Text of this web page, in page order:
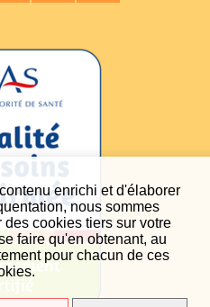
enrichi et d'élaborer
nous sommes
cookies tiers sur votre
faire qu'en obtenant, au
pour chacun de ces